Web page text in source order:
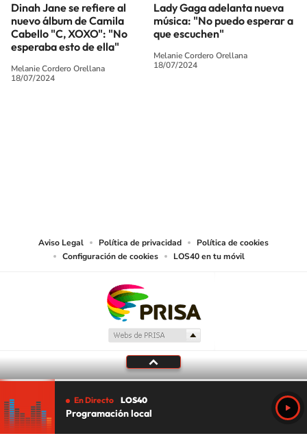
Dinah Jane se refiere al
nuevo álbum de Camila
Cabello "C, XOXO": "No
esperaba esto de ella"
Melanie Cordero Orellana
18/07/2024
Lady Gaga adelanta nueva
música: "No puedo esperar a
que escuchen"
Melanie Cordero Orellana
18/07/2024
Aviso Legal Política de privacidad
Política de cookies
Configuración de cookies
LOS40 en tu móvil
En Directo LOS40
Programación local